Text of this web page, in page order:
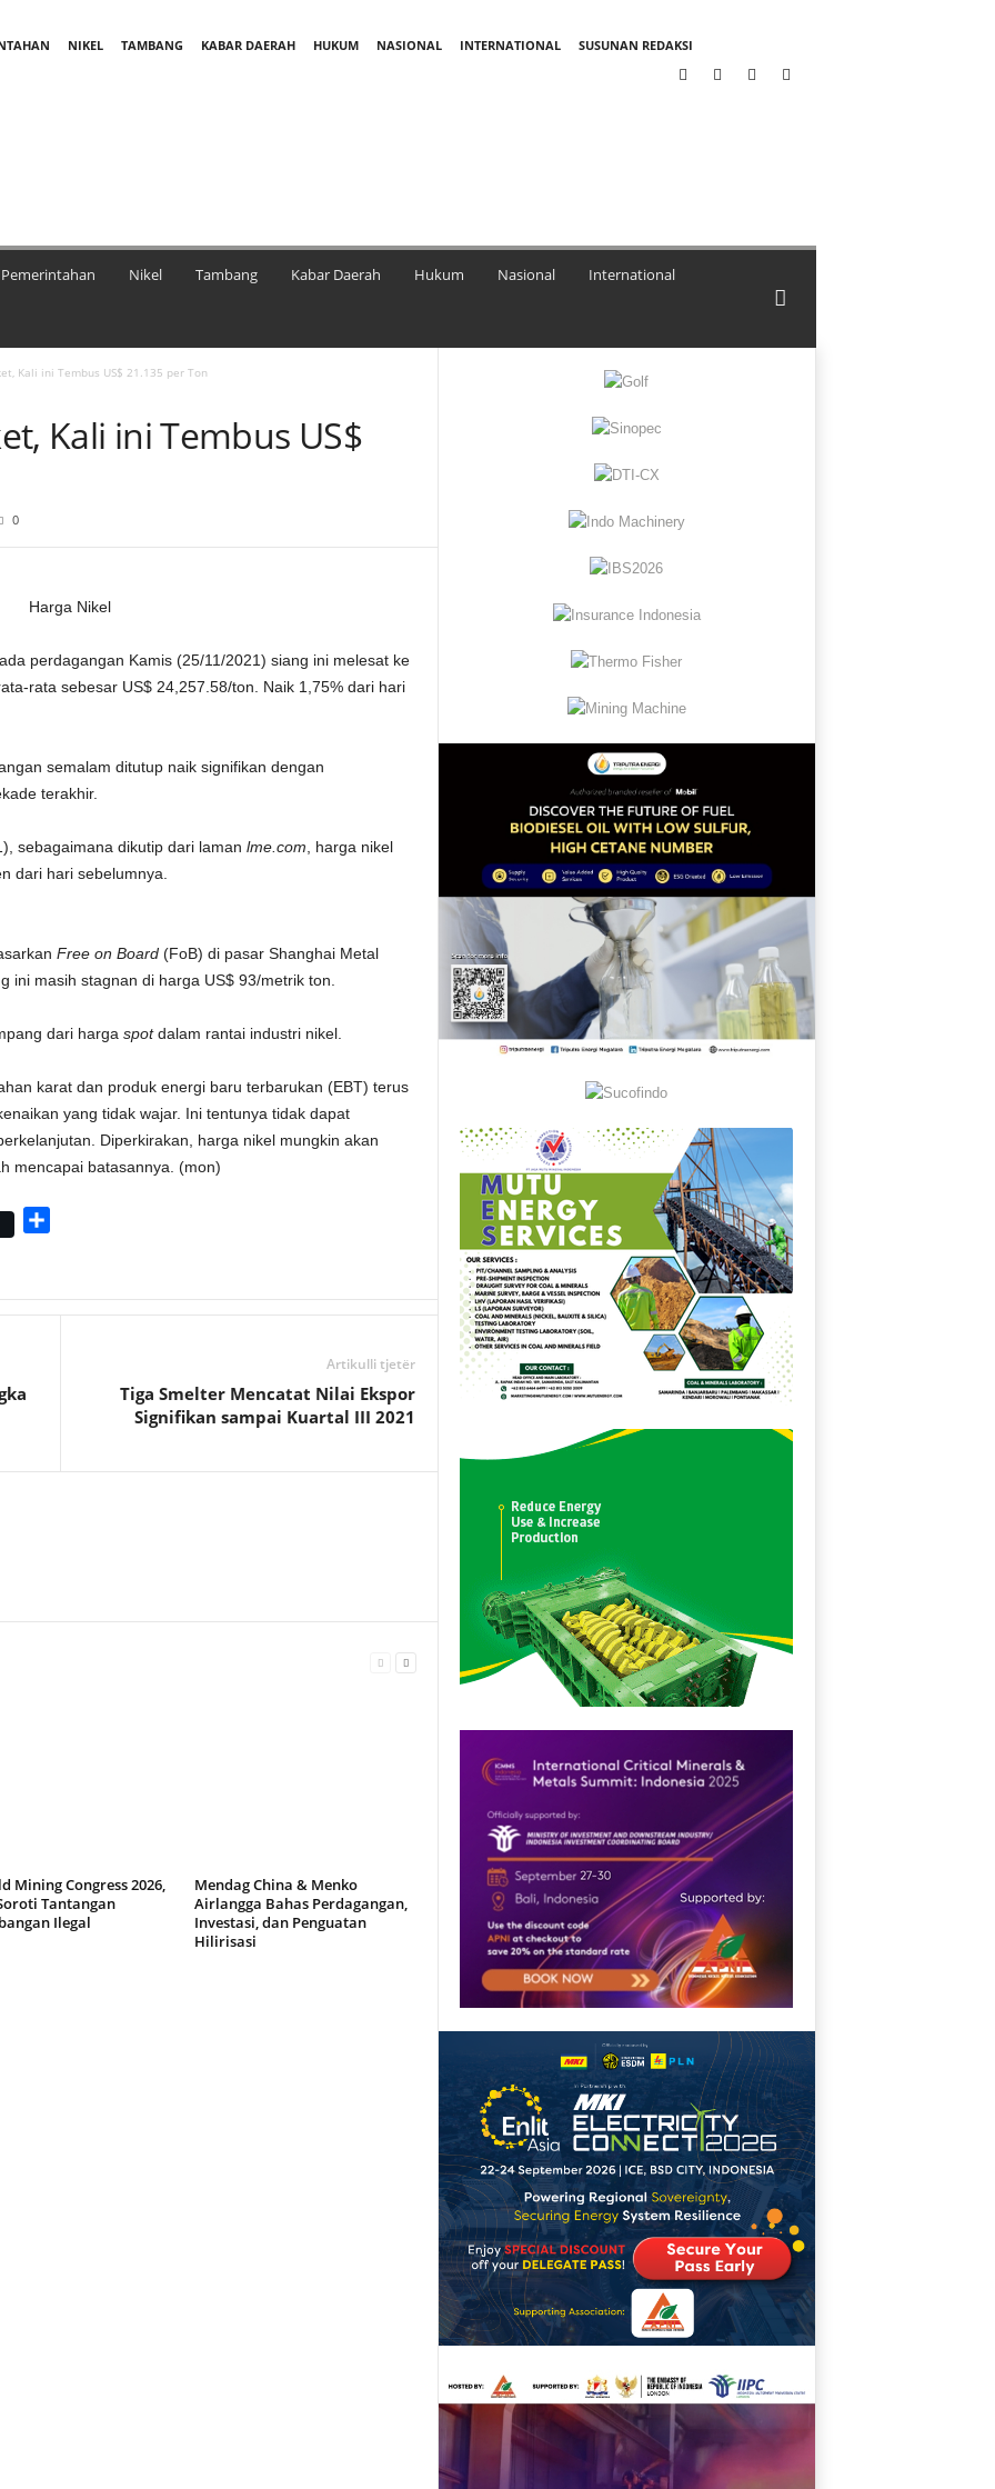
NIKEL TAMBANG KABAR DAERAH HUKUM NASIONAL INTERNATIONAL SUSUNAN REDAKSI
Pemerintahan Nikel Tambang Kabar Daerah Hukum Nasional International
Kali ini Tembus US$ 21.135 per Ton
Kali ini Tembus US$
0
perdagangan Kamis (25/11/2021) siang ini melesat ke
rata sebesar US$ 24,257.58/ton. Naik 1,75% dari hari
semalam ditutup naik signifikan dengan
terakhir.
sebagaimana dikutip dari laman lme.com , harga nikel
dari hari sebelumnya.
Free on Board(FoB) di pasar Shanghai Metal
ini masih stagnan di harga US$ 93/metrik ton.
dari harga spotdalam rantai industri nikel.
karat dan produk energi baru terbarukan (EBT) terus
yang tidak wajar. Ini tentunya tidak dapat
Diperkirakan, harga nikel mungkin akan
mencapai batasannya. (mon)
r
Artikulli tjetër
Tiga Smelter Mencatat Nilai Ekspor
Signifikan sampai Kuartal III 2021
Mining Congress 2026,
Tantangan
Ilegal
Mendag China & Menko
Airlangga Bahas Perdagangan,
Investasi, dan Penguatan
Hilirisasi